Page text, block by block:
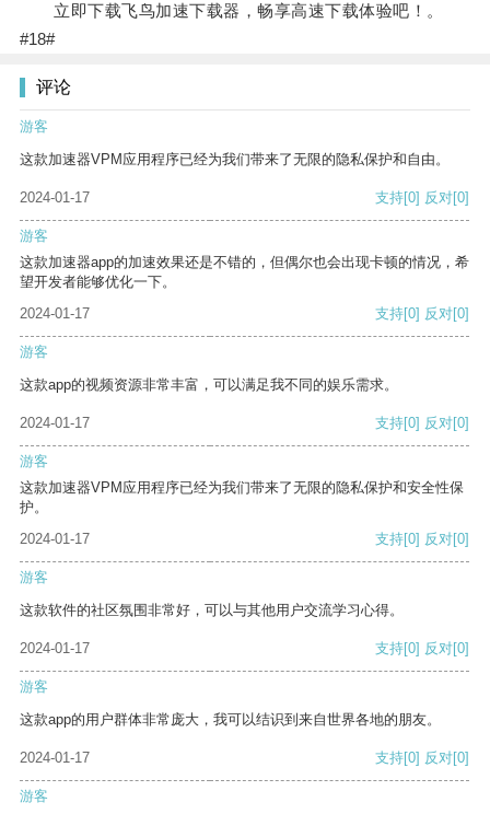
立即下载飞鸟加速下载器，畅享高速下载体验吧！。
#18#
评论
游客
这款加速器VPM应用程序已经为我们带来了无限的隐私保护和自由。
2024-01-17 支持[0] 反对[0]
游客
这款加速器app的加速效果还是不错的，但偶尔也会出现卡顿的情况，希
望开发者能够优化一下。
2024-01-17
支持[0] 反对[0]
游客
这款app的视频资源非常丰富，可以满足我不同的娱乐需求。
2024-01-17 支持[0] 反对[0]
游客
这款加速器VPM应用程序已经为我们带来了无限的隐私保护和安全性保
护。
2024-01-17
支持[0] 反对[0]
游客
这款软件的社区氛围非常好，可以与其他用户交流学习心得。
2024-01-17 支持[0] 反对[0]
游客
这款app的用户群体非常庞大，我可以结识到来自世界各地的朋友。
2024-01-17 支持[0] 反对[0]
游客